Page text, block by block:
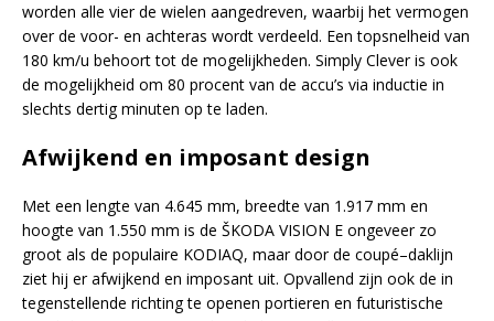
worden alle vier de wielen aangedreven, waarbij het vermogen
over de voor- en achteras wordt verdeeld. Een topsnelheid van
180 km/u behoort tot de mogelijkheden. Simply Clever is ook
de mogelijkheid om 80 procent van de accu’s via inductie in
slechts dertig minuten op te laden.
Afwijkend en imposant design
Met een lengte van 4.645 mm, breedte van 1.917 mm en
hoogte van 1.550 mm is de ŠKODA VISION E ongeveer zo
groot als de populaire KODIAQ, maar door de coupé–daklijn
ziet hij er afwijkend en imposant uit. Opvallend zijn ook de in
tegenstellende richting te openen portieren en futuristische